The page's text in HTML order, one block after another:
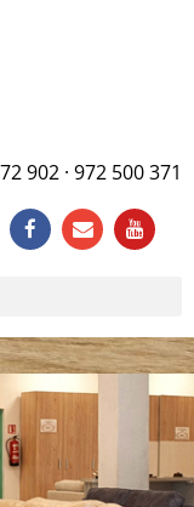
902 · 972 500 371